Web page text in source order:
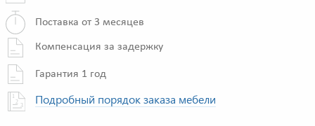
Поставка от 3 месяцев
Компенсация за задержку
Гарантия 1 год
Подробный порядок заказа мебели